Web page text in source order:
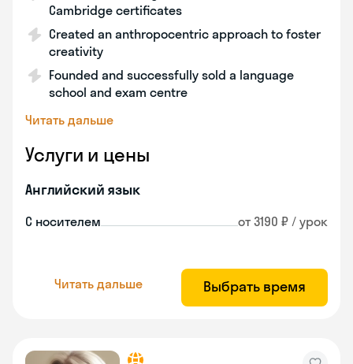
Cambridge certificates
Created an anthropocentric approach to foster
creativity
Founded and successfully sold a language
school and exam centre
Читать дальше
Услуги и цены
Английский язык
С носителем от 3190 ₽ / урок
Читать дальше Выбрать время